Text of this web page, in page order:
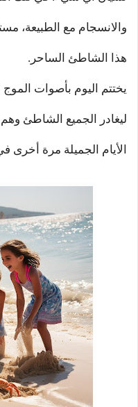
والانسجام مع الطبيعة،
هذا الشاطئ الساحر.
يختتم اليوم بأصوات
ليغادر الجميع الشاطئ
الأيام الجميلة مرة أخرى